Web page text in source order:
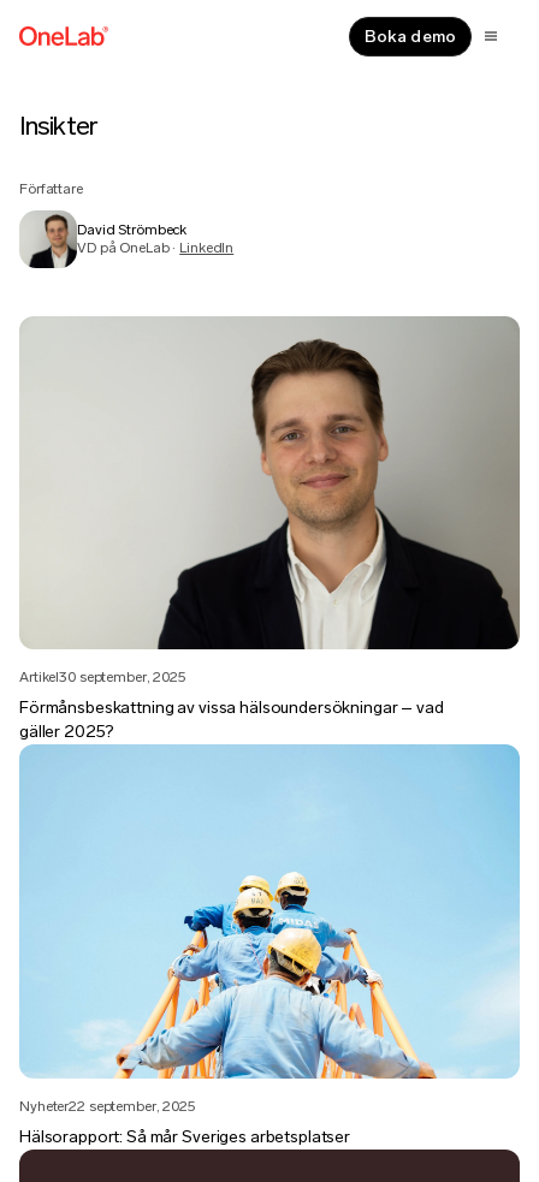
Boka demo
David Strömbeck – författare på
Insikter
Författare
David Strömbeck
VD på OneLab · LinkedIn
Artikel30 september, 2025
Förmånsbeskattning av vissa hälsoundersökningar – vad
gäller 2025?
Nyheter22 september, 2025
Hälsorapport: Så mår Sveriges arbetsplatser